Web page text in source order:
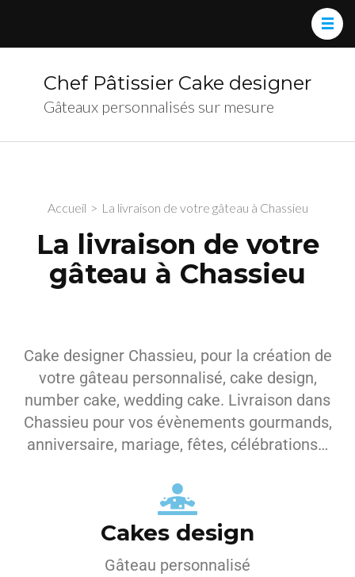
Chef Pâtissier Cake designer
Gâteaux personnalisés sur mesure
Accueil > La livraison de votre gâteau à Chassieu
La livraison de votre
gâteau à Chassieu
Cake designer Chassieu, pour la création de
votre gâteau personnalisé, cake design,
number cake, wedding cake. Livraison dans
Chassieu pour vos évènements gourmands,
anniversaire, mariage, fêtes, célébrations…
Cakes design
Gâteau personnalisé